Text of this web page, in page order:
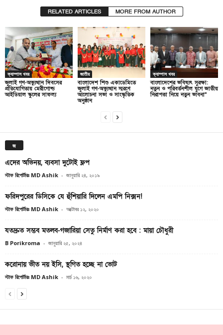
RELATED ARTICLES MORE FROM AUTHOR
ক্যাম্পাস খবর
জুলাই গণ-অভ্যুত্থান দিবসের
প্রতিযোগিতায় মেরীগোল্ড
আইডিয়াল স্কুলের সাফল্য
জাতীয়
বাংলাদেশ শিশু একাডেমিতে
জুলাই গণ-অভ্যুত্থান স্মরণে
আলোচনা সভা ও সাংস্কৃতিক
অনুষ্ঠান
ক্যাম্পাস খবর
বাংলাদেশের ভবিষ্যৎ সুরক্ষা:
নতুন ও পরিবর্তনশীল যুগে জাতীয়
নিরাপত্তা নিয়ে নতুন ভাবনা”
জ
এদের অভিনয়, ব্যবসা দুটোই ফ্লপ
স্টাফ রিপোর্টারঃ MD Ashik - জানুয়ারি ২৪, ২০১৯
ফরিদপুরের ডিসিকে যে হুঁশিয়ারি দিলেন এমপি নিক্সন!
স্টাফ রিপোর্টারঃ MD Ashik - অক্টোবর ১২, ২০২০
যতদ্রুত সম্ভব মতলব-গজারিয়া সেতু নির্মাণ করা হবে : মায়া চৌধুরী
B Porikroma - জানুয়ারি ২৫, ২০২৪
করোনায় ভীত নয় ইসি, স্থগিত হচ্ছে না ভোট
স্টাফ রিপোর্টারঃ MD Ashik - মার্চ ১৬, ২০২০